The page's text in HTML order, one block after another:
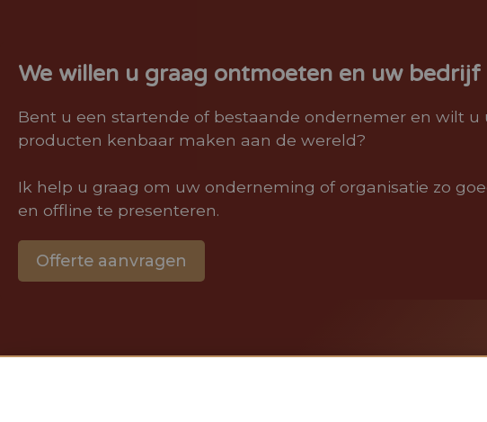
We willen u graag ontmoeten en uw bedrijf
Bent u een startende of bestaande ondernemer en wilt u
producten kenbaar maken aan de wereld?
Ik help u graag om uw onderneming of organisatie zo
en offline te presenteren.
Offerte aanvragen